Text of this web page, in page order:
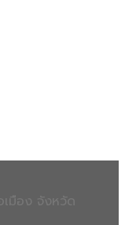
มือง จังหวัด